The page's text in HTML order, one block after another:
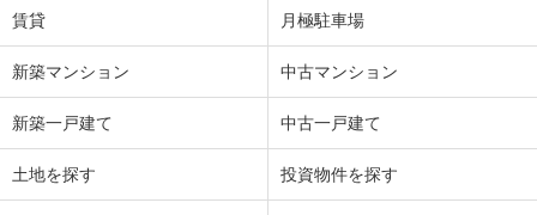
賃貸 月極駐車場
新築マンション 中古マンション
新築一戸建て 中古一戸建て
土地を探す 投資物件を探す